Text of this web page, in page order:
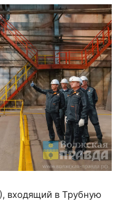
входящий в Трубную